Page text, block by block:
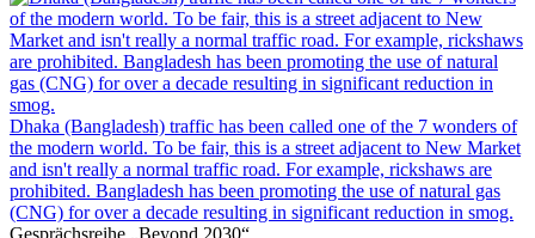
Dhaka (Bangladesh) traffic has been called one of the 7 wonders of
the modern world. To be fair, this is a street adjacent to New Market
and isn't really a normal traffic road. For example, rickshaws are
prohibited. Bangladesh has been promoting the use of natural gas
(CNG) for over a decade resulting in significant reduction in smog.
Gesprächsreihe „Beyond 2030“